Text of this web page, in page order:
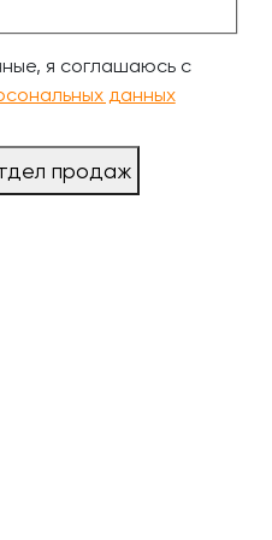
я соглашаюсь с
данных
продаж